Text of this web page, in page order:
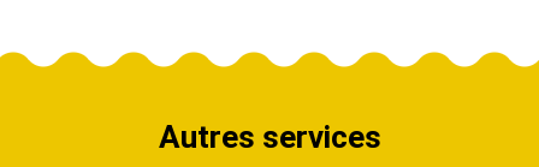
Autres services